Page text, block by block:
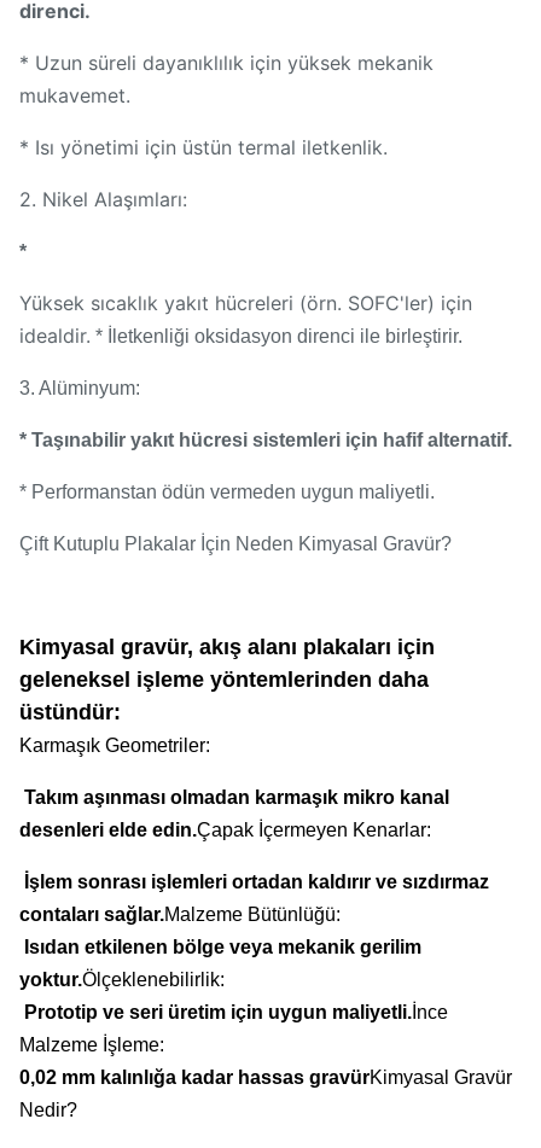
direnci.
* Uzun süreli dayanıklılık için yüksek mekanik
mukavemet.
* Isı yönetimi için üstün termal iletkenlik.
2. Nikel Alaşımları:
*
Yüksek sıcaklık yakıt hücreleri (örn. SOFC'ler) için
idealdir. * İletkenliği oksidasyon direnci ile birleştirir.
3. Alüminyum:
* Taşınabilir yakıt hücresi sistemleri için hafif alternatif.
* Performanstan ödün vermeden uygun maliyetli.
Çift Kutuplu Plakalar İçin Neden Kimyasal Gravür?
Kimyasal gravür, akış alanı plakaları için
geleneksel işleme yöntemlerinden daha
üstündür:
Karmaşık Geometriler:
Takım aşınması olmadan karmaşık mikro kanal
desenleri elde edin.Çapak İçermeyen Kenarlar:
İşlem sonrası işlemleri ortadan kaldırır ve sızdırmaz
contaları sağlar.Malzeme Bütünlüğü:
Isıdan etkilenen bölge veya mekanik gerilim
yoktur.Ölçeklenebilirlik:
Prototip ve seri üretim için uygun maliyetli. İnce
Malzeme İşleme:
0,02 mm kalınlığa kadar hassas gravürKimyasal Gravür
Nedir?